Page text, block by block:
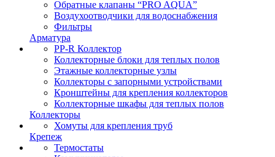
Обратные клапаны “PRO AQUA”
Воздухоотводчики для водоснабжения
Фильтры
Арматура
PP-R Коллектор
Коллекторные блоки для теплых полов
Этажные коллекторные узлы
Коллекторы с запорными устройствами
Кронштейны для крепления коллекторов
Коллекторные шкафы для теплых полов
Коллекторы
Хомуты для крепления труб
Крепеж
Термостаты